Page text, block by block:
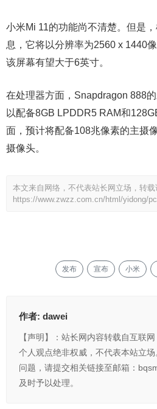
小米Mi 11的功能尚不清楚。但是
息，它将以分辨率为2560 x 1440
该屏幕有望大于6英寸。
在处理器方面，Snapdragon 888
以配备8GB LPDDR5 RAM和
面，预计将配备108兆像素的主摄
摄像头。
本文来自网络，不代表站长网立场，转载
https://www.zwzz.com.cn/html/yidong/
发布 宣布 小米
作者: dawei
【声明】：站长网内容转载自互联
个人观点绝非权威，不代表本站立
问题，请提交相关链接至邮箱：
及时予以处理。